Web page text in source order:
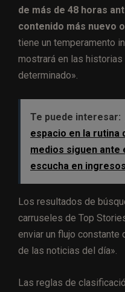
de más de 48 horas
contenido más nuevo
tiene un temperamento
mostrará en las
determinado».
Te puede interesar:
espacio en la rutina
medios siguen
escucha en ingresos
Los resultados de
carruseles de Top
enviar un flujo constante
de las noticias del día».
Las reglas de